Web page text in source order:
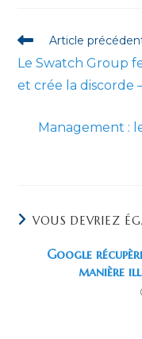
Read
articles
Article
Le Swatch Group
et crée la discorde
Management :
VOUS DEVRIEZ
Google
manière